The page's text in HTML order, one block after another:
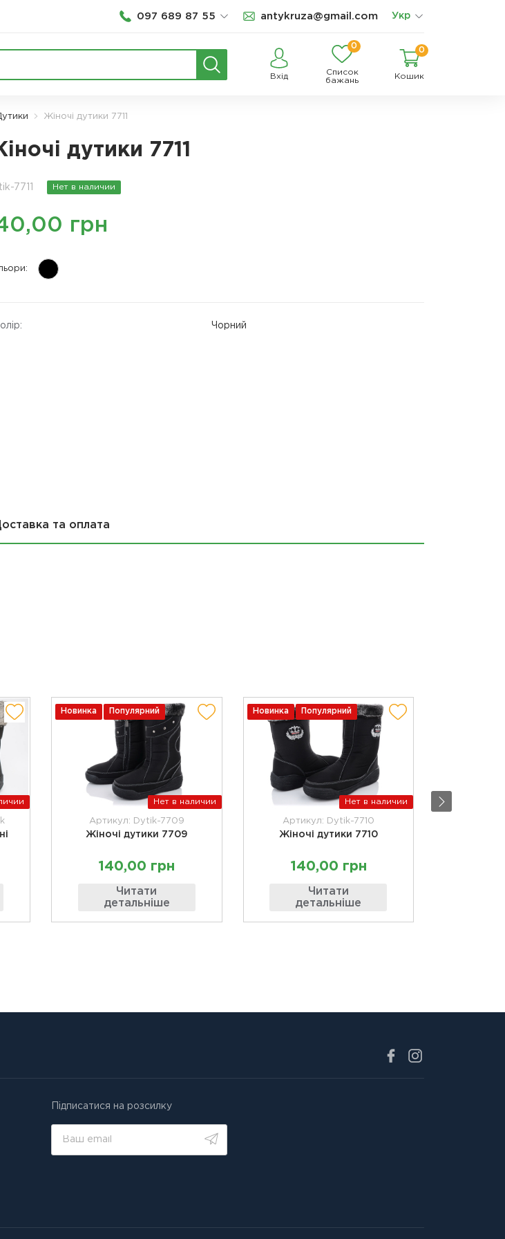
097 689 87 55 antykruza@gmail.com Укр
Вхід
0
Список
бажань
0
Кошик
Жіночі дутики 7711
дутики 7711
7711 Нет в наличии
грн
Чорний
та оплата
Новинка Популярний
Нет в наличии
Артикул: Dytik-7709
Жіночі дутики 7709
140,00 грн
Читати
детальніше
Новинка Популярний
Нет в наличии
Артикул: Dytik-7710
Жіночі дутики 7710
140,00 грн
Читати
детальніше
Підписатися на розсилку